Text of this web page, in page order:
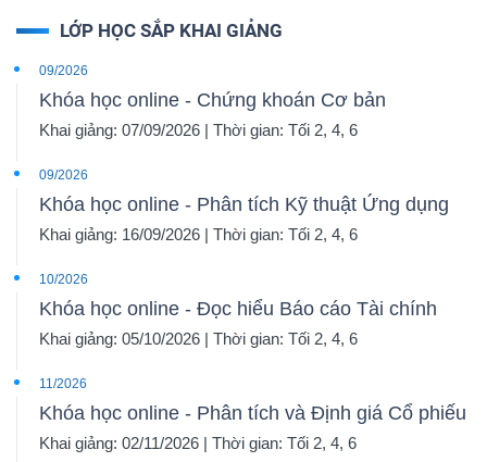
LỚP HỌC SẮP KHAI GIẢNG
09/2026
Khóa học online - Chứng khoán Cơ bản
Khai giảng: 07/09/2026 | Thời gian: Tối 2, 4, 6
09/2026
Khóa học online - Phân tích Kỹ thuật Ứng dụng
Khai giảng: 16/09/2026 | Thời gian: Tối 2, 4, 6
10/2026
Khóa học online - Đọc hiểu Báo cáo Tài chính
Khai giảng: 05/10/2026 | Thời gian: Tối 2, 4, 6
11/2026
Khóa học online - Phân tích và Định giá Cổ phiếu
Khai giảng: 02/11/2026 | Thời gian: Tối 2, 4, 6